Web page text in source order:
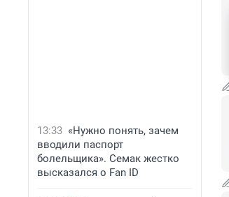
13:33 «Нужно понять, зачем
вводили паспорт
болельщика». Семак жестко
высказался о Fan ID